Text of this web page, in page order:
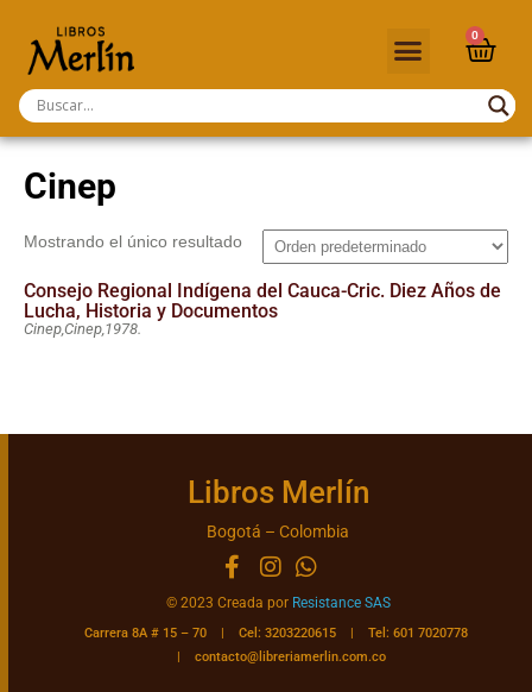
0
Cinep
Mostrando el único resultado
Consejo Regional Indígena del Cauca-Cric. Diez Años de
Lucha, Historia y Documentos
Cinep,Cinep, 1978.
Libros Merlín
Bogotá – Colombia
© 2023 Creada por Resistance SAS
Carrera 8A # 15 – 70 | Cel: 3203220615 | Tel: 601 7020778
|contacto@libreriamerlin.com.co